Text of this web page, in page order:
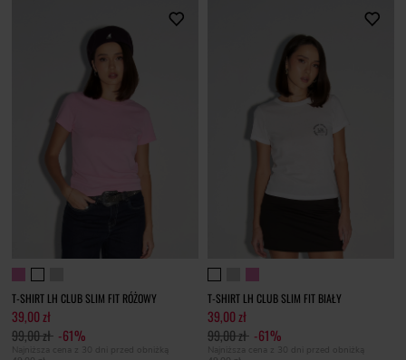
T-SHIRT LH CLUB SLIM FIT RÓŻOWY
39,00 zł
99,00 zł -61%
Najniższa cena z 30 dni przed obniżką
T-SHIRT LH CLUB SLIM FIT BIAŁY
39,00 zł
99,00 zł -61%
Najniższa cena z 30 dni przed obniżką